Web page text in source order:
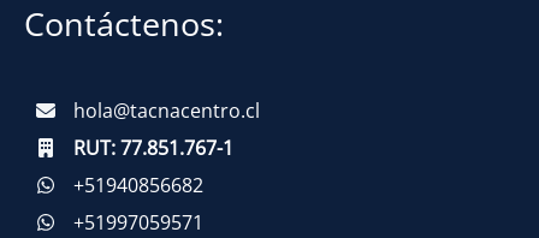
Contáctenos:
hola@tacnacentro.cl
RUT:77.851.767-1
+51940856682
+51997059571